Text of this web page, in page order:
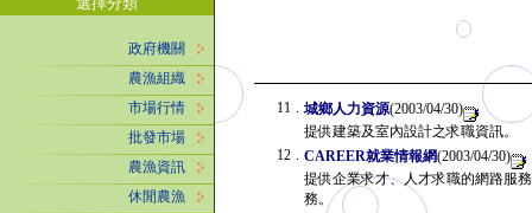
政府機關
農漁組織
市場行情
批發市場
農漁資訊
休閒農漁
11 . 城鄉人力資源(2003/04/30)
提供建築及室內設計之求職資訊。
12 . CAREER就業情報網(2003/04/30)
提供企業求才、人才求職的網路服
務。